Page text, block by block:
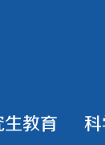
生教育